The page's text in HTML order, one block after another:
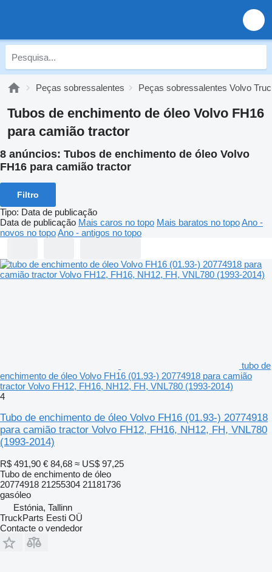
Peças sobressalentes Peças sobressalentes Volvo
Tubos de enchimento de óleo Volvo FH16
para camião tractor
8 anúncios: Tubos de enchimento de óleo Volvo
FH16 para camião tractor
Filtro
Tipo: Data de publicação
Data de publicação Mais caros no topo Mais baratos no topoAno -
novos no topoAno - antigos no topo
tubo de
enchimento de óleo Volvo FH16 (01.93-) 20774918 para camião
tractor Volvo FH12, FH16, NH12, FH, VNL780 (1993-2014)
4
Tubo de enchimento de óleo Volvo FH16 (01.93-) 20774918
para camião tractor Volvo FH12, FH16, NH12, FH, VNL780
(1993-2014)
R$ 491,90 € 84,68 ≈ US$ 97,25
Tubo de enchimento de óleo
20774918 21255304 21181736
gasóleo
Estónia, Tallinn
TruckParts Eesti OÜ
Contacte o vendedor